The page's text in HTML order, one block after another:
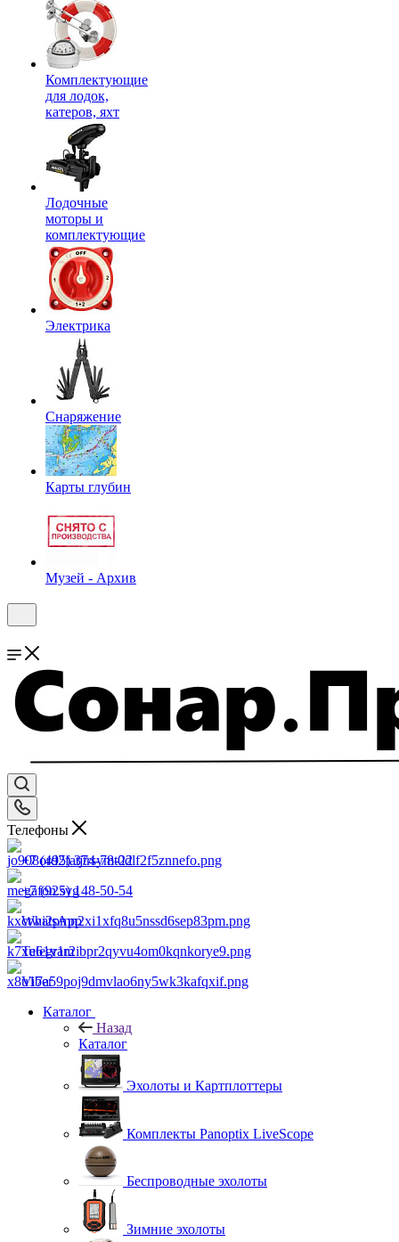
Комплектующие
для лодок,
катеров, яхт
Лодочные
моторы и
комплектующие
Электрика
Снаряжение
Карты глубин
Музей - Архив
Телефоны
+7 (495) 374-78-22
+7 (925) 148-50-54
WhatsApp
Telegram
Viber
Каталог
Назад
Каталог
Эхолоты и Картплоттеры
Комплекты Panoptix LiveScope
Беспроводные эхолоты
Зимние эхолоты